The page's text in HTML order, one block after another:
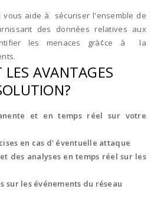
vous aide à sécuriser l'ensemble de
des données relatives aux
les menaces grà¢ce à la
AVANTAGES
et en temps réel sur votre
en cas d' éventuelle attaque
des analyses en temps réel sur les
sur les événements du réseau